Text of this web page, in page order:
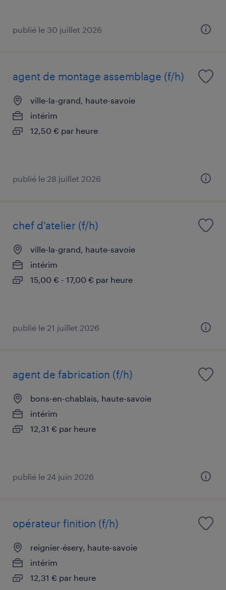
publié le 30 juillet 2026
agent de montage assemblage (f/h)
ville-la-grand, haute-savoie
intérim
12,50 € par heure
publié le 28 juillet 2026
chef d'atelier (f/h)
ville-la-grand, haute-savoie
intérim
15,00 € - 17,00 € par heure
publié le 21 juillet 2026
agent de fabrication (f/h)
bons-en-chablais, haute-savoie
intérim
12,31 € par heure
publié le 24 juin 2026
opérateur finition (f/h)
reignier-ésery, haute-savoie
intérim
12,31 € par heure